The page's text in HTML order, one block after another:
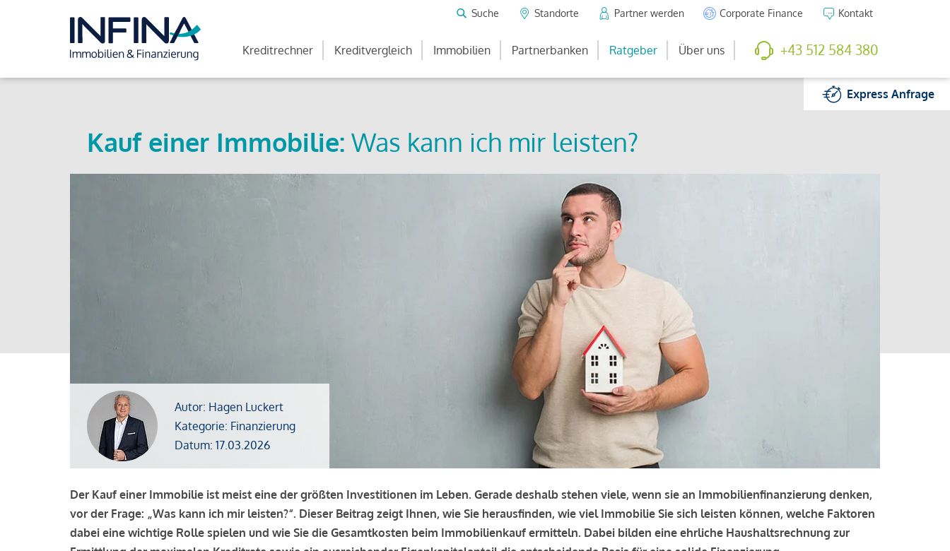
Suche Standorte Partner werden Corporate Finance Kontakt
Kreditrechner Kreditvergleich Immobilien Partnerbanken Ratgeber Über uns +43 512 584 380
ExpressAnfrage
Kauf einer Immobilie: Was kann ich mir leisten?
Autor: Hagen Luckert
Kategorie: Finanzierung
Datum: 17.03.2026
Der Kauf einer Immobilie ist meist eine der größten Investitionen im Leben. Gerade deshalb stehen viele, wenn sie an Immobilienfinanzierung denken,
vor der Frage: „Was kann ich mir leisten?“. Dieser Beitrag zeigt Ihnen, wie Sie herausfinden, wie viel Immobilie Sie sich leisten können, welche Faktoren
dabei eine wichtige Rolle spielen und wie Sie die Gesamtkosten beim Immobilienkauf ermitteln. Dabei bilden eine ehrliche Haushaltsrechnung zur